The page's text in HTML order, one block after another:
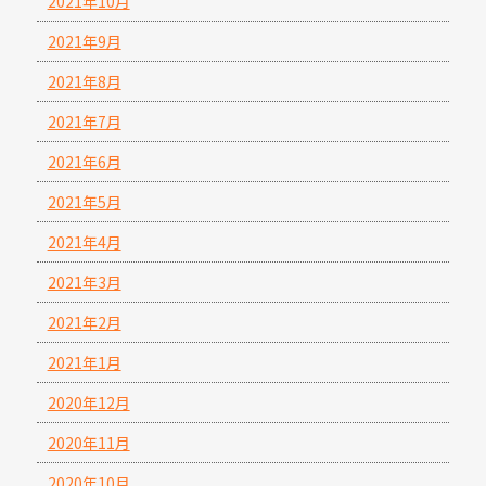
2021年9月
2021年8月
2021年7月
2021年6月
2021年5月
2021年4月
2021年3月
2021年2月
2021年1月
2020年12月
2020年11月